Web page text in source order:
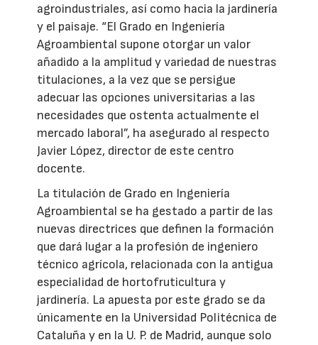
agroindustriales, así como hacia la jardinería
y el paisaje. “El Grado en Ingeniería
Agroambiental supone otorgar un valor
añadido a la amplitud y variedad de nuestras
titulaciones, a la vez que se persigue
adecuar las opciones universitarias a las
necesidades que ostenta actualmente el
mercado laboral”, ha asegurado al respecto
Javier López, director de este centro
docente.
La titulación de Grado en Ingeniería
Agroambiental se ha gestado a partir de las
nuevas directrices que definen la formación
que dará lugar a la profesión de ingeniero
técnico agrícola, relacionada con la antigua
especialidad de hortofruticultura y
jardinería. La apuesta por este grado se da
únicamente en la Universidad Politécnica de
Cataluña y en la U. P. de Madrid, aunque solo